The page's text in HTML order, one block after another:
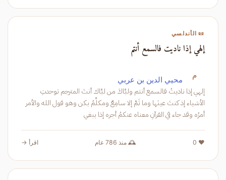
📜 الأندلسي
إلهي إذا ناديت فالسمع أنتم
م محيي الدين بن عربي
إلهي إذا ناديتُ فالسمع أنتم ولبَّاكَ من لبَّاك أنتَ المترجم توحدتِ
الأشياء إذ كنتَ عينَها وما ثَمَّ إلا سامِعٌ ومكلِّمُ بكن وهو قول الله والأمر
أمرُه وقد جاء في القرآنِ معناه عنكمُ أجره إذا يبغي
❤️ 0 🕰️ منذ 786 عام اقرأ →